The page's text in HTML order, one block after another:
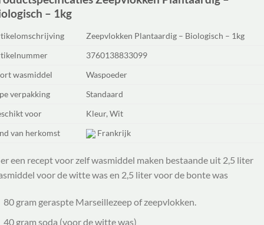
– 1kg
Zeepvlokken Plantaardig – Biologisch – 1kg
3760138833099
wasmiddel
Waspoeder
verpakking
Standaard
voor
Kleur, Wit
van herkomst
Frankrijk
een recept voor zelf wasmiddel maken bestaande uit 2,5 liter
voor de witte was en 2,5 liter voor de bonte was
80 gram geraspte Marseillezeep of zeepvlokken.
40 gram soda (voor de witte was)